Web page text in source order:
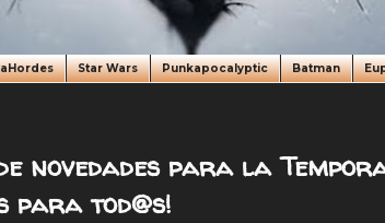
Star Wars Punkapocalyptic Batman
novedades para la
para tod@s!